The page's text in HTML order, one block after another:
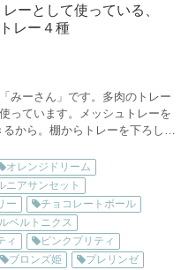
ーとして使っている、
レー４種
みーさん」です。多肉のトレー
っています。メッシュトレーを
から。棚からトレーを下ろして
てちょっと水切り...
オレンジドリーム
ニアサンセット
ー
チョコレートボール
ベルトニクス
ィ
ピンクプリティ
ブロンズ姫
プレリンゼ